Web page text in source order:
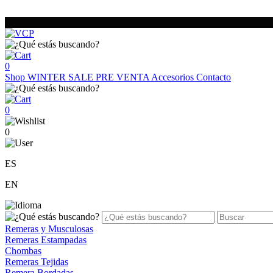
0
Shop WINTER SALE PRE VENTA Accesorios Contacto
0
0
ES
EN
Remeras y Musculosas
Remeras Estampadas
Chombas
Remeras Tejidas